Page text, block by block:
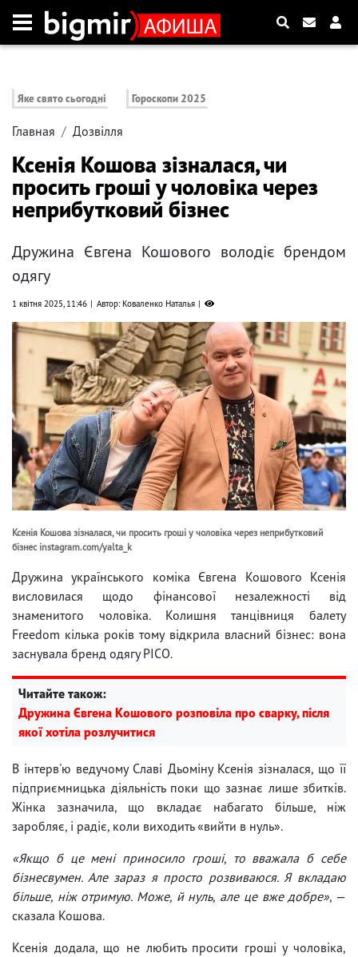
Яке свято сьогодні Гороскопи 2025
Главная Дозвілля
Ксенія Кошова зізналася, чи
просить гроші у чоловіка через
неприбутковий бізнес
Дружина Євгена Кошового володіє брендом
одягу
1 квітня 2025, 11:46 Автор: Коваленко Наталья
Ксенія Кошова зізналася, чи просить гроші у чоловіка через неприбутковий
бізнес instagram.com/yalta_k
Дружина українського коміка Євгена Кошового Ксенія
висловилася щодо фінансової незалежності від
знаменитого чоловіка. Колишня танцівниця балету
Freedom кілька років тому відкрила власний бізнес: вона
заснувала бренд одягу PICO.
Читайте також:
Дружина Євгена Кошового розповіла про сварку, після
якої хотіла розлучитися
В інтерв'ю ведучому Славі Дьоміну Ксенія зізналася, що її
підприємницька діяльність поки що зазнає лише збитків.
Жінка зазначила, що вкладає набагато більше, ніж
заробляє, і радіє, коли виходить «вийти в нуль».
«Якщо б це мені приносило гроші, то вважала б себе
бізнесвумен. Але зараз я просто розвиваюся. Я вкладаю
більше, ніж отримую. Може, й нуль, але це вже добре», —
сказала Кошова.
Ксенія додала, що не любить просити гроші у чоловіка,